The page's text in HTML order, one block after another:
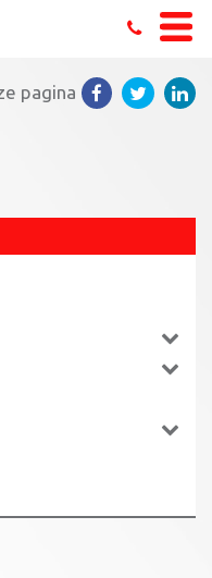
tot het uiterste!»
pagina